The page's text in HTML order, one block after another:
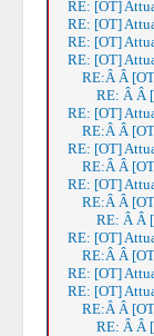
RE: [OT]
RE: [OT]
RE: [OT]
RE: [OT]
RE:Â Â
RE: Â Â
RE: [OT]
RE:Â Â
RE: [OT]
RE:Â Â
RE: [OT]
RE:Â Â
RE: Â Â
RE: [OT]
RE:Â Â
RE: [OT]
RE: [OT]
RE:Â Â
RE: Â Â